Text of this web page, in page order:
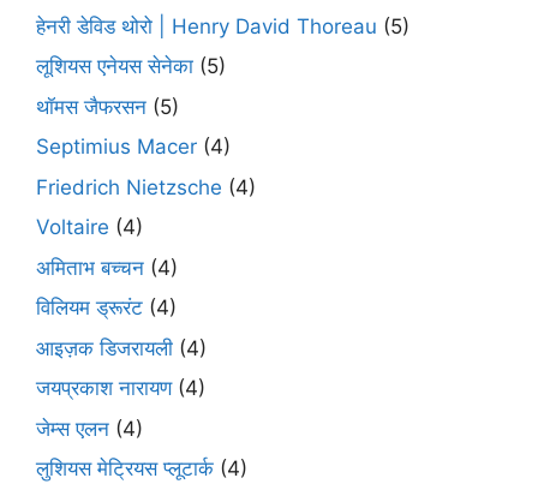
हेनरी डेविड थोरो | Henry David Thoreau (5)
लूशियस एनेयस सेनेका (5)
थॉमस जैफरसन (5)
Septimius Macer (4)
Friedrich Nietzsche (4)
Voltaire (4)
अमिताभ बच्चन (4)
विलियम ड्रूरंट (4)
आइज़क डिजरायली (4)
जयप्रकाश नारायण(4)
जेम्स एलन (4)
लुशियस मेट्रियस प्लूटार्क (4)